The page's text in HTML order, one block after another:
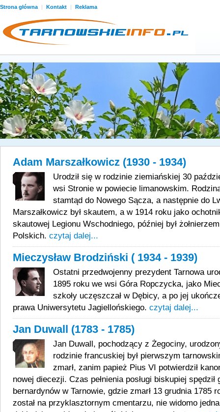
Strona główna | Kontakt | Reklama
Adam Marszałkowicz (1930 - 1934)
Urodził się w rodzinie ziemiańskiej 30
wsi Stronie w powiecie limanowskim.
stamtąd do Nowego Sącza, a następnie do
Marszałkowicz był skautem, a w 1914 roku jako
skautowej Legionu Wschodniego, później był
Polskich. czytaj dalej...
Mieczysław Brodziński ( 1934 - 1939)
Ostatni przedwojenny prezydent Tarnowa
1895 roku we wsi Góra Ropczycka, jako
szkoły uczęszczał w Dębicy, a po jej
prawa Uniwersytetu Jagiellońskiego. czytaj dalej...
Jan Duwall (1783 - 1785)
Jan Duwall, pochodzący z Żegociny,
rodzinie francuskiej był pierwszym
zmarł, zanim papież Pius VI potwierdził
nowej diecezji. Czas pełnienia posługi biskupiej spędził
bernardynów w Tarnowie, gdzie zmarł 13 grudnia 1785
został na przyklasztornym cmentarzu, nie widomo